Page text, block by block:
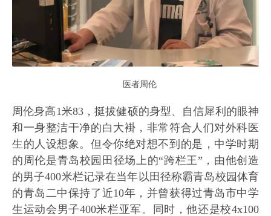
医者周伦
周伦身高1米83，挺拔健硕的身型、自信犀利的眼神
和一身整洁干净的白大褂，非常符合人们对外科医
生的人设想象。但令你绝对想不到的是，中学时期
的周伦是青岛校园田径场上的“跨栏王”，由他创造
的男子400米栏记录在当年以田径称霸青岛校园体育
的青岛二中保持了近10年，并曾获得过青岛市中学
生运动会男子400米栏亚军。同时，他还是校4x100